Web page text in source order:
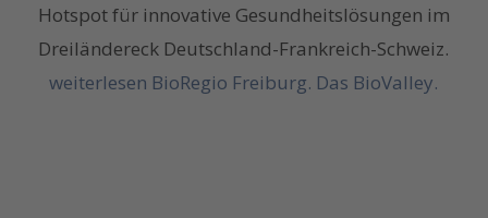
Hotspot für innovative Gesundheitslösungen im
Dreiländereck Deutschland-Frankreich-Schweiz.
weiterlesen BioRegio Freiburg. Das BioValley.